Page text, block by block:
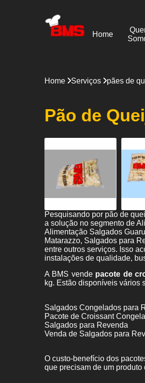
Home
Home Serviços pães de
Pão de
Pesquisando por pão de
a solução no segmento de
Alimentação Salgados
Matarazzo, Salgados para
entre outros serviços. Isso
instalações de qualidade,
A BMS vende pacote de
kg. Estão disponíveis vários
Salgados Congelados para
Pacote de Croissant
Salgados para Revenda
Venda de Salgados para
O custo-benefício dos
que precisam de um